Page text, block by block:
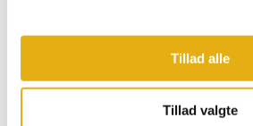
Tillad alle
Tillad valgte